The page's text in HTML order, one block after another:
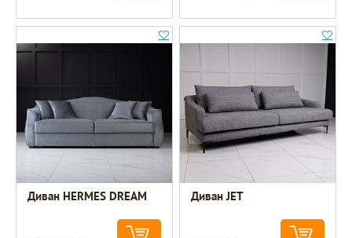
Диван HERMES DREAM Диван JET